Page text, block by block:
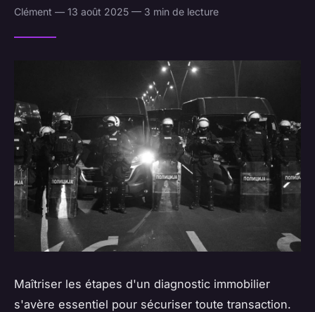
Clément — 13 août 2025 — 3 min de lecture
Maîtriser les étapes d'un diagnostic immobilier
s'avère essentiel pour sécuriser toute transaction.